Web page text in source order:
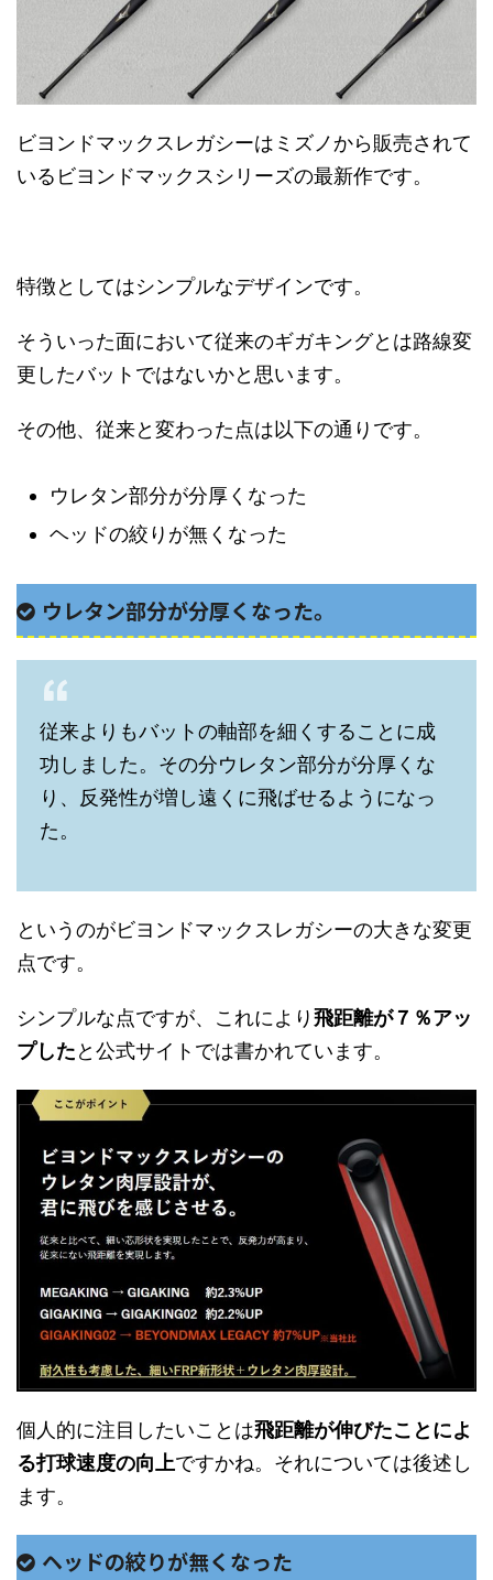
ビヨンドマックスレガシーはミズノから販売されて
いるビヨンドマックスシリーズの最新作です。
特徴としてはシンプルなデザインです。
そういった面において従来のギガキングとは路線変
更したバットではないかと思います。
その他、従来と変わった点は以下の通りです。
ウレタン部分が分厚くなった
ヘッドの絞りが無くなった
ウレタン部分が分厚くなった。
従来よりもバットの軸部を細くすることに成
功しました。その分ウレタン部分が分厚くな
り、反発性が増し遠くに飛ばせるようになっ
た。
というのがビヨンドマックスレガシーの大きな変更
点です。
シンプルな点ですが、これにより飛距離が７％アッ
プしたと公式サイトでは書かれています。
個人的に注目したいことは飛距離が伸びたことによ
る打球速度の向上ですかね。それについては後述し
ます。
ヘッドの絞りが無くなった